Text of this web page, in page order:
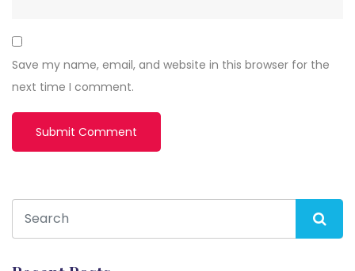
Save my name, email, and website in this browser for the
next time I comment.